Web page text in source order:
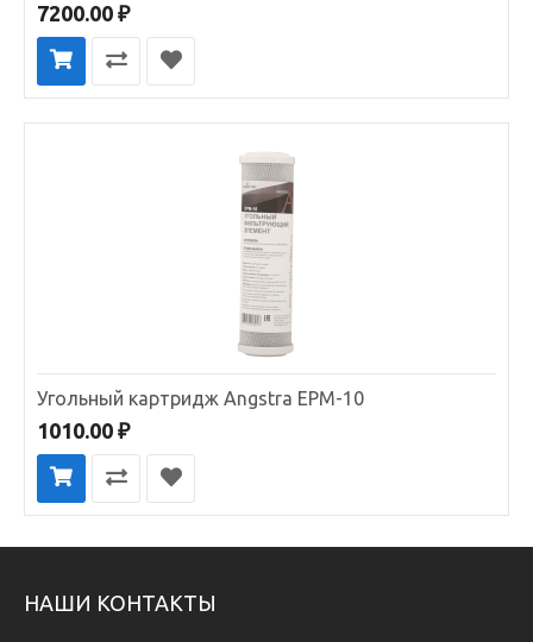
7200.00 ₽
Угольный картридж Angstra EPM-10
1010.00 ₽
НАШИ КОНТАКТЫ